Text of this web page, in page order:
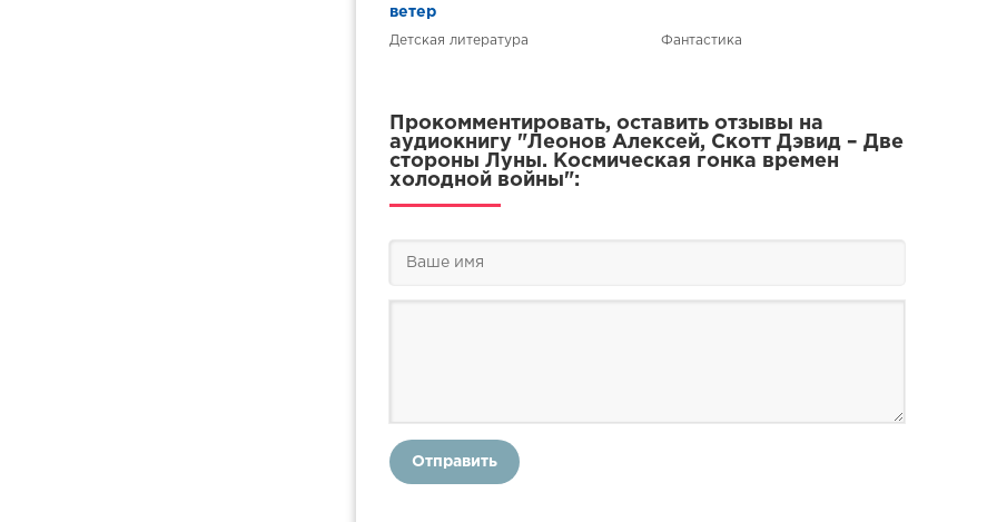
ветер
Детская литература Фантастика
Прокомментировать, оставить отзывы на
аудиокнигу "Леонов Алексей, Скотт Дэвид – Две
стороны Луны. Космическая гонка времен
холодной войны":
Отправить